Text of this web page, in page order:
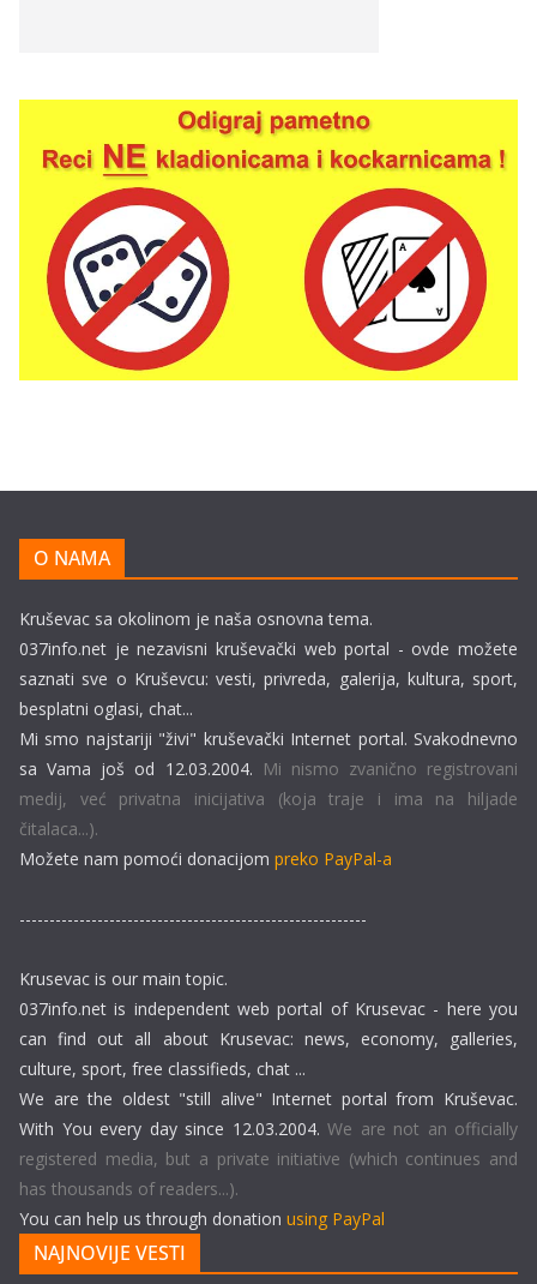
O NAMA
Kruševac sa okolinom je naša osnovna tema.
037info.net je nezavisni kruševački web portal - ovde možete
saznati sve o Kruševcu: vesti, privreda, galerija, kultura, sport,
besplatni oglasi, chat...
Mi smo najstariji "živi" kruševački Internet portal. Svakodnevno
sa Vama još od 12.03.2004. Mi nismo zvanično registrovani
medij, već privatna inicijativa (koja traje i ima na hiljade
čitalaca...).
Možete nam pomoći donacijom preko PayPal-a
----------------------------------------------------------
Krusevac is our main topic.
037info.net is independent web portal of Krusevac - here you
can find out all about Krusevac: news, economy, galleries,
culture, sport, free classifieds, chat ...
We are the oldest "still alive" Internet portal from Kruševac.
With You every day since 12.03.2004. We are not an officially
registered media, but a private initiative (which continues and
has thousands of readers...).
You can help us through donation using PayPal
NAJNOVIJE VESTI